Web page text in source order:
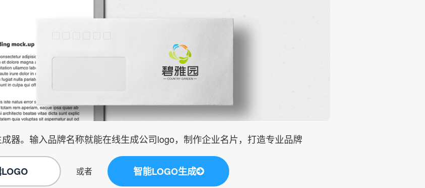
器。输入品牌名称就能在线生成公司logo，制作企业名片，打造专业品牌
或者 智能LOGO生成